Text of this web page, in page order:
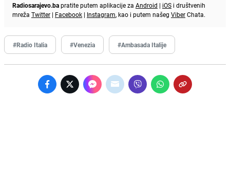
Radiosarajevo.bapratite putem aplikacije za Android | iOS i društvenih
mreža Twitter | Facebook | Instagram, kao i putem našeg ViberChata.
#Radio Italia #Venezia #Ambasada Italije